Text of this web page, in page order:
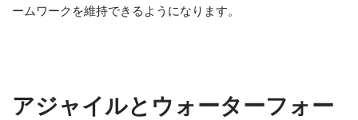
ームワークを維持できるようになります。
アジャイルとウォーターフォー